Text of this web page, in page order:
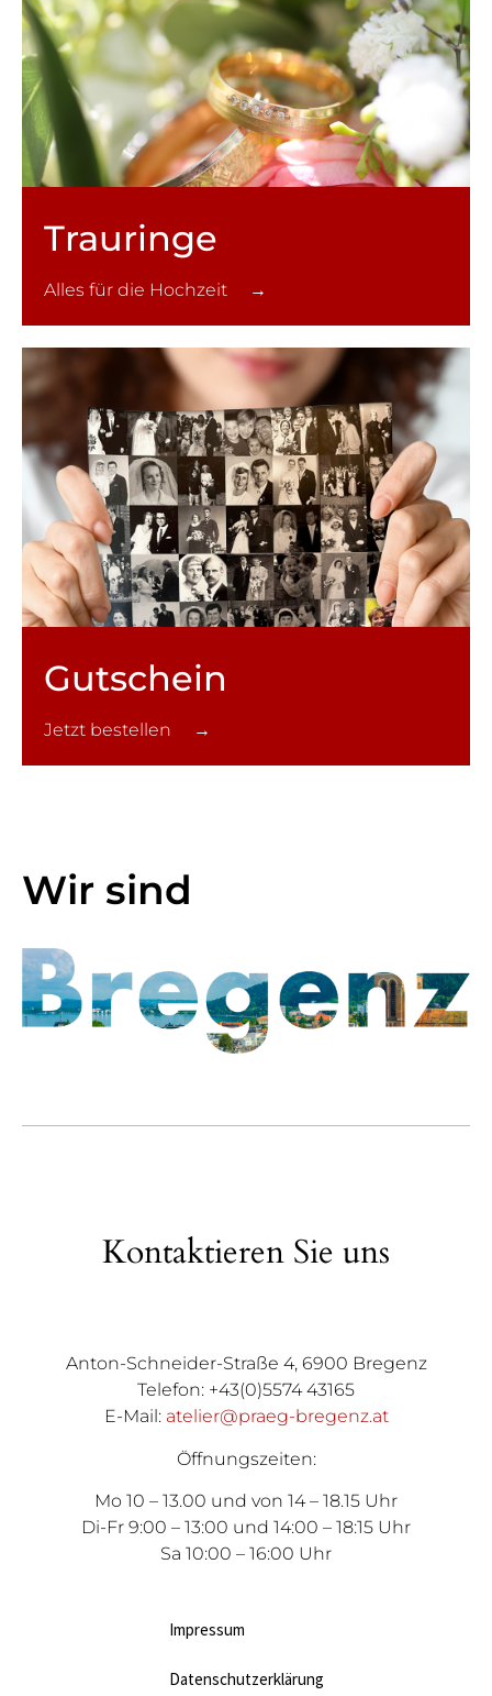
Trauringe
Alles für die Hochzeit →
Gutschein
Jetzt bestellen →
Wir sind
Kontaktieren Sie uns
Anton-Schneider-Straße 4, 6900 Bregenz
Telefon: +43(0)5574 43165
E-Mail: atelier@praeg-bregenz.at
Öffnungszeiten:
Mo 10 – 13.00 und von 14 – 18.15 Uhr
Di-Fr 9:00 – 13:00 und 14:00 – 18:15 Uhr
Sa 10:00 – 16:00 Uhr
Impressum
Datenschutzerklärung